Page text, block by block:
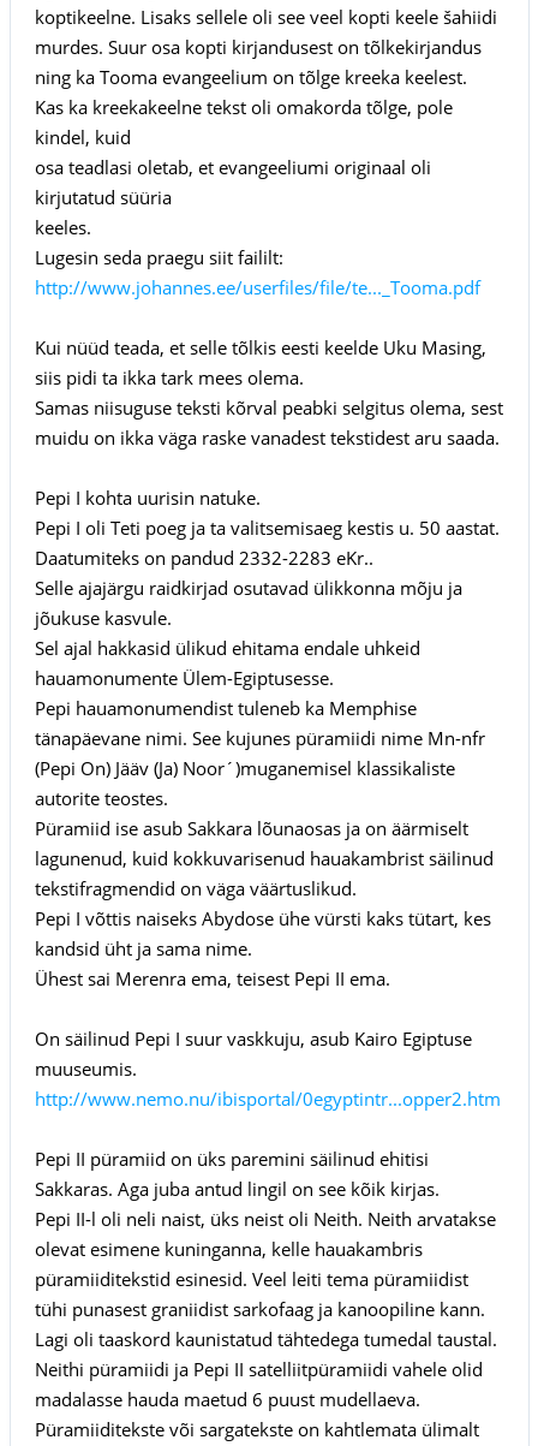
koptikeelne. Lisaks sellele oli see veel kopti keele šahiidi
murdes. Suur osa kopti kirjandusest on tõlkekirjandus
ning ka Tooma evangeelium on tõlge kreeka keelest.
Kas ka kreekakeelne tekst oli omakorda tõlge, pole
kindel, kuid
osa teadlasi oletab, et evangeeliumi originaal oli
kirjutatud süüria
keeles.
Lugesin seda praegu siit faililt:
http://www.johannes.ee/userfiles/file/te..._Tooma.pdf
Kui nüüd teada, et selle tõlkis eesti keelde Uku Masing,
siis pidi ta ikka tark mees olema.
Samas niisuguse teksti kõrval peabki selgitus olema, sest
muidu on ikka väga raske vanadest tekstidest aru saada.
Pepi I kohta uurisin natuke.
Pepi I oli Teti poeg ja ta valitsemisaeg kestis u. 50 aastat.
Daatumiteks on pandud 2332-2283 eKr..
Selle ajajärgu raidkirjad osutavad ülikkonna mõju ja
jõukuse kasvule.
Sel ajal hakkasid ülikud ehitama endale uhkeid
hauamonumente Ülem-Egiptusesse.
Pepi hauamonumendist tuleneb ka Memphise
tänapäevane nimi. See kujunes püramiidi nime Mn-nfr
(Pepi On) Jääv (Ja) Noor´)muganemisel klassikaliste
autorite teostes.
Püramiid ise asub Sakkara lõunaosas ja on äärmiselt
lagunenud, kuid kokkuvarisenud hauakambrist säilinud
tekstifragmendid on väga väärtuslikud.
Pepi I võttis naiseks Abydose ühe vürsti kaks tütart, kes
kandsid üht ja sama nime.
Ühest sai Merenra ema, teisest Pepi II ema.
On säilinud Pepi I suur vaskkuju, asub Kairo Egiptuse
muuseumis.
http://www.nemo.nu/ibisportal/0egyptintr...opper2.htm
Pepi II püramiid on üks paremini säilinud ehitisi
Sakkaras. Aga juba antud lingil on see kõik kirjas.
Pepi II-l oli neli naist, üks neist oli Neith. Neith arvatakse
olevat esimene kuninganna, kelle hauakambris
püramiiditekstid esinesid. Veel leiti tema püramiidist
tühi punasest graniidist sarkofaag ja kanoopiline kann.
Lagi oli taaskord kaunistatud tähtedega tumedal taustal.
Neithi püramiidi ja Pepi II satelliitpüramiidi vahele olid
madalasse hauda maetud 6 puust mudellaeva.
Püramiiditekste või sargatekste on kahtlemata ülimalt